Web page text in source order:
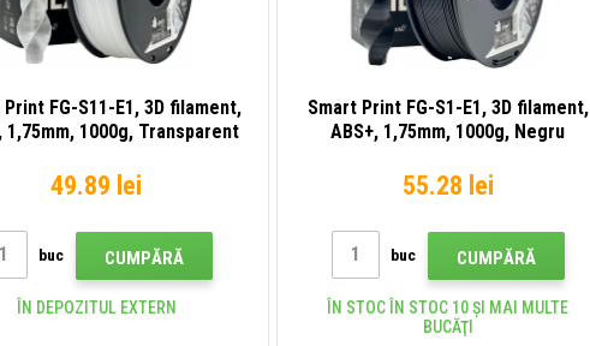
FG-S11-E1, 3D filament,
1,75mm, 1000g, Transparent
49.89 lei
buc CUMPĂRĂ
ÎN DEPOZITUL EXTERN
Smart Print FG-S1-E1, 3D filament,
ABS+, 1,75mm, 1000g, Negru
55.28 lei
buc CUMPĂRĂ
ÎN STOC ÎN STOC 10 ȘI MAI MULTE
BUCĂŢI